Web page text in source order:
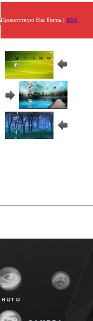
Приветствую Вас Гость | RSS